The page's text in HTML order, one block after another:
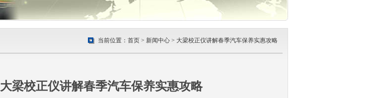
当前位置： 首页> 新闻中心> 大梁校正仪讲解春季汽车保养实惠攻略
大梁校正仪讲解春季汽车保养实惠攻略